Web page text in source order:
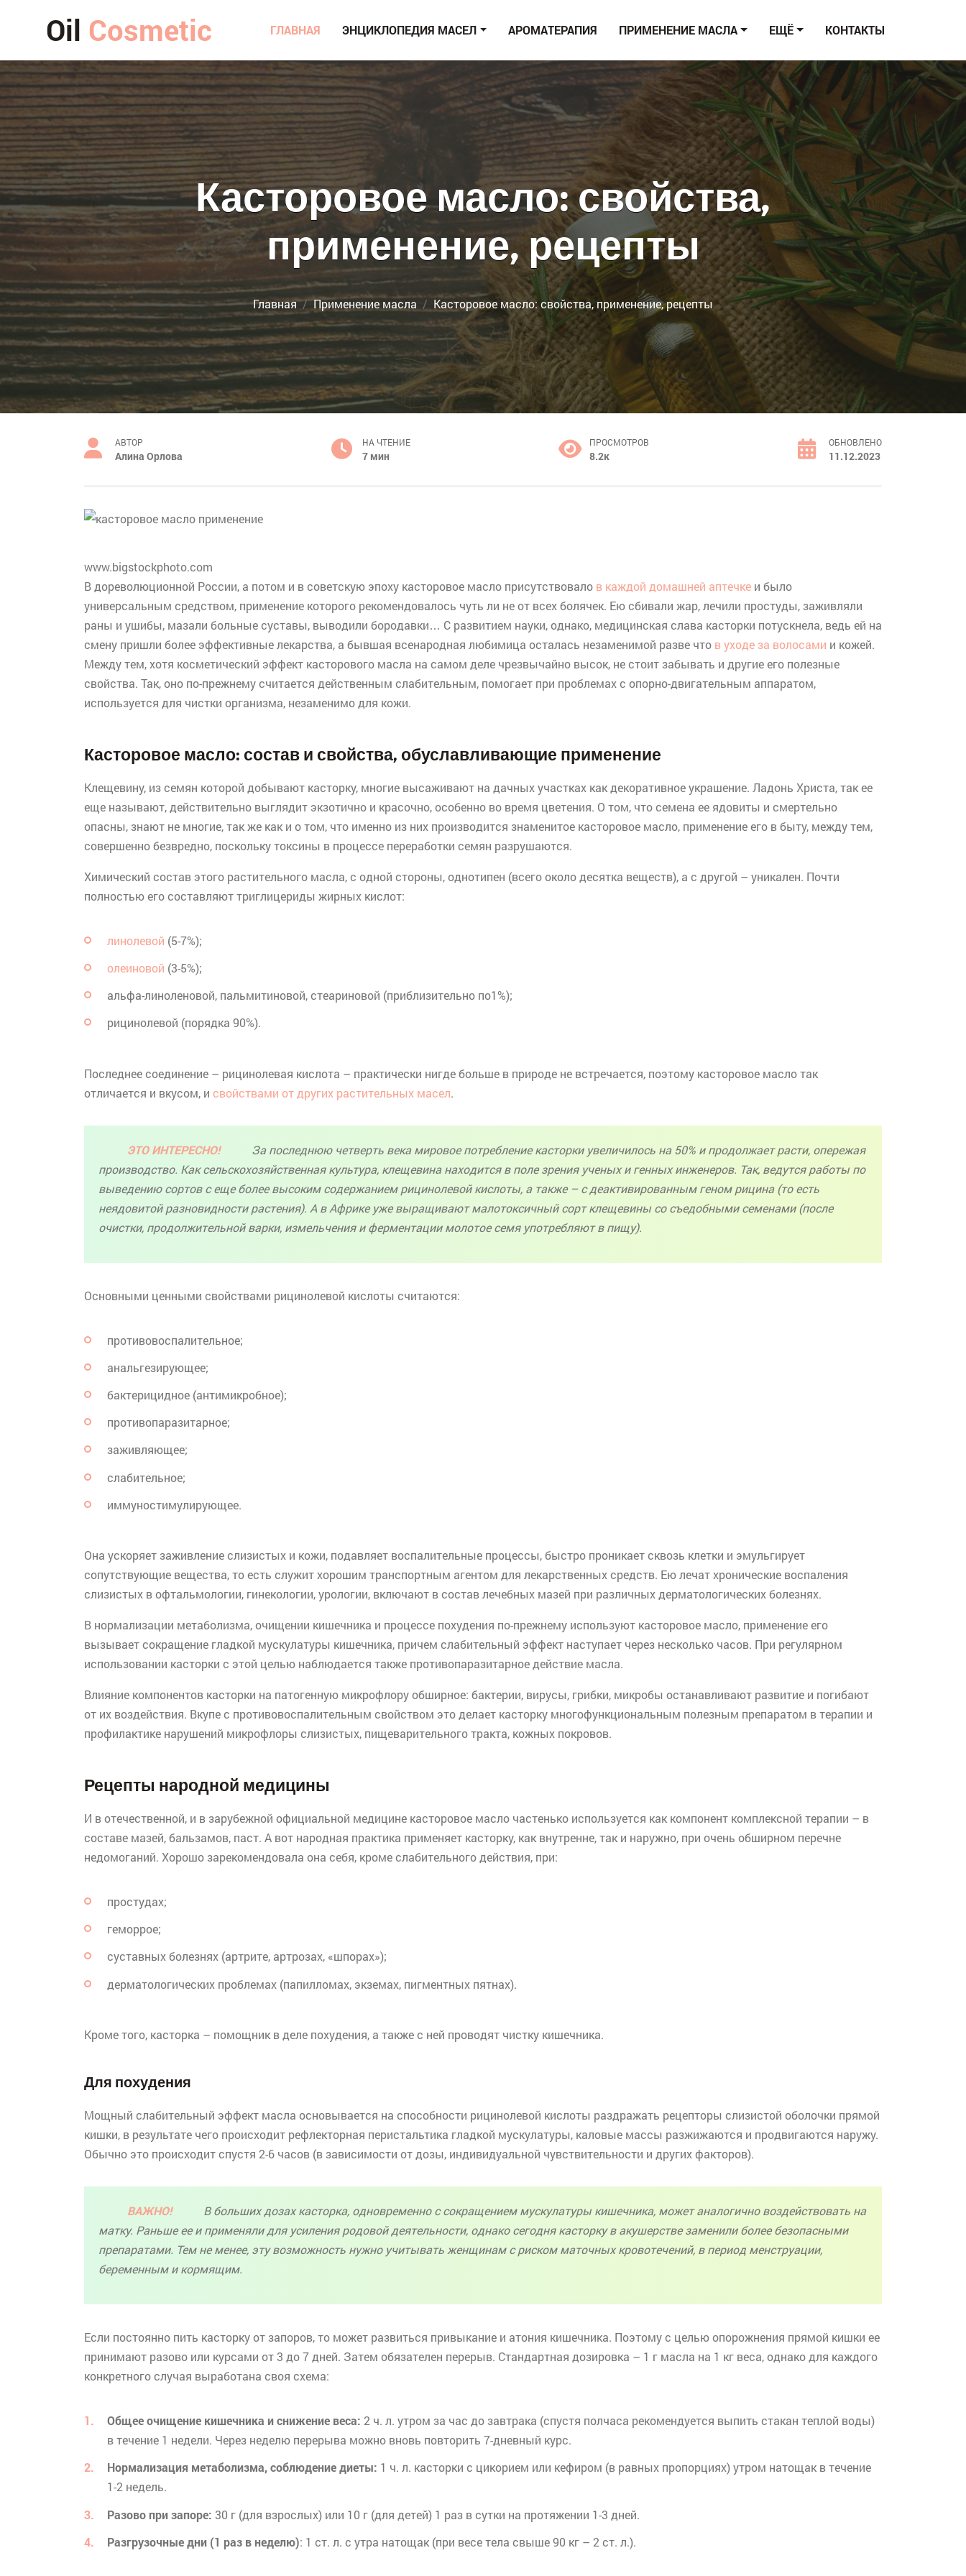
Oil Cosmetic ГЛАВНАЯ ЭНЦИКЛОПЕДИЯ МАСЕЛ АРОМАТЕРАПИЯ ПРИМЕНЕНИЕ МАСЛА ЕЩЁ КОНТАКТЫ
Касторовое масло: свойства,
применение, рецепты
Главная Применение масла Касторовое масло: свойства, применение, рецепты
АВТОР
Алина Орлова
НА ЧТЕНИЕ
7 мин
ПРОСМОТРОВ
8.2к
ОБНОВЛЕНО
11.12.2023
www.bigstockphoto.com
В дореволюционной России, а потом и в советскую эпоху касторовое масло присутствовало в каждой домашней аптечке и было
универсальным средством, применение которого рекомендовалось чуть ли не от всех болячек. Ею сбивали жар, лечили простуды, заживляли
раны и ушибы, мазали больные суставы, выводили бородавки… С развитием науки, однако, медицинская слава касторки потускнела, ведь ей на
смену пришли более эффективные лекарства, а бывшая всенародная любимица осталась незаменимой разве что в уходе за волосами и кожей.
Между тем, хотя косметический эффект касторового масла на самом деле чрезвычайно высок, не стоит забывать и другие его полезные
свойства. Так, оно по-прежнему считается действенным слабительным, помогает при проблемах с опорно-двигательным аппаратом,
используется для чистки организма, незаменимо для кожи.
Касторовое масло: состав и свойства, обуславливающие применение
Клещевину, из семян которой добывают касторку, многие высаживают на дачных участках как декоративное украшение. Ладонь Христа, так ее
еще называют, действительно выглядит экзотично и красочно, особенно во время цветения. О том, что семена ее ядовиты и смертельно
опасны, знают не многие, так же как и о том, что именно из них производится знаменитое касторовое масло, применение его в быту, между тем,
совершенно безвредно, поскольку токсины в процессе переработки семян разрушаются.
Химический состав этого растительного масла, с одной стороны, однотипен (всего около десятка веществ), а с другой – уникален. Почти
полностью его составляюттриглицериды жирных кислот:
линолевой (5-7%);
олеиновой (3-5%);
альфа-линоленовой, пальмитиновой, стеариновой (приблизительно по1%);
рицинолевой (порядка 90%).
Последнее соединение – рицинолевая кислота – практически нигде больше в природе не встречается, поэтому касторовое масло так
отличается и вкусом, и свойствами от других растительных масел.
ЭТО ИНТЕРЕСНО!
За последнюю четверть века мировое потребление касторки увеличилось на 50% и продолжает расти, опережая
производство. Как сельскохозяйственная культура, клещевина находится в поле зрения ученых и генных инженеров. Так, ведутся работы по
выведению сортов с еще более высоким содержаниемрицинолевойкислоты, а также – сдеактивированнымгеном рицина (то есть
неядовитойразновидности растения). А в Африке уже выращивают малотоксичный сорт клещевины со съедобными семенами (после
очистки, продолжительной варки, измельчения и ферментации молотое семя употребляют в пищу).
Основными ценными свойствами рицинолевой кислоты считаются:
противовоспалительное;
анальгезирующее;
бактерицидное (антимикробное);
противопаразитарное;
заживляющее;
слабительное;
иммуностимулирующее.
Она ускоряет заживление слизистых и кожи, подавляет воспалительные процессы, быстро проникает сквозь клетки и эмульгирует
сопутствующие вещества, то есть служит хорошим транспортным агентом для лекарственных средств. Ею лечат хронические воспаления
слизистых в офтальмологии, гинекологии, урологии, включают в состав лечебных мазей при различных дерматологических болезнях.
В нормализации метаболизма, очищении кишечника и процессе похудения по-прежнему используют касторовое масло, применение его
вызывает сокращение гладкой мускулатуры кишечника, причем слабительный эффект наступает через несколько часов. При регулярном
использовании касторки с этой целью наблюдается также противопаразитарное действие масла.
Влияние компонентов касторки на патогенную микрофлору обширное: бактерии, вирусы, грибки, микробы останавливают развитие и погибают
от их воздействия. Вкупе с противовоспалительным свойством это делает касторку многофункциональным полезным препаратом в терапии и
профилактике нарушений микрофлоры слизистых, пищеварительного тракта, кожных покровов.
Рецепты народной медицины
И в отечественной, и в зарубежной официальной медицине касторовое масло частенько используется как компонент комплексной терапии – в
составе мазей, бальзамов, паст. А вот народная практика применяет касторку, как внутренне, так и наружно, при очень обширном перечне
недомоганий. Хорошо зарекомендовала она себя, кроме слабительного действия, при:
простудах;
геморрое;
суставных болезнях (артрите, артрозах, «шпорах»);
дерматологических проблемах (папилломах, экземах, пигментных пятнах).
Кроме того, касторка – помощник в деле похудения, а также с ней проводят чистку кишечника.
Для похудения
Мощный слабительный эффект масла основывается на способности рицинолевой кислоты раздражать рецепторы слизистой оболочки прямой
кишки, в результате чего происходит рефлекторная перистальтика гладкой мускулатуры, каловые массы разжижаются и продвигаются наружу.
Обычно это происходит спустя 2-6 часов (в зависимости от дозы, индивидуальной чувствительности и других факторов).
ВАЖНО!
В больших дозах касторка, одновременно с сокращением мускулатуры кишечника, может аналогично воздействовать на
матку. Раньше ее и применяли для усиления родовой деятельности, однако сегодня касторку в акушерстве заменили более безопасными
препаратами. Тем не менее, эту возможность нужно учитывать женщинам с риском маточных кровотечений, в период менструации,
беременным и кормящим.
Если постоянно пить касторку от запоров, то может развиться привыкание и атония кишечника. Поэтому с целью опорожнения прямой кишки ее
принимают разово или курсами от 3 до 7 дней. Затем обязателен перерыв. Стандартная дозировка – 1 г масла на 1 кг веса, однако для каждого
конкретного случая выработана своя схема:
Общее очищение кишечника и снижение веса: 2 ч. л. утром за час до завтрака (спустя полчаса рекомендуется выпить стакан теплой воды)
в течение 1 недели. Через неделю перерыва можно вновь повторить 7-дневный курс.
Нормализация метаболизма, соблюдение диеты: 1 ч. л. касторки с цикорием или кефиром (в равных пропорциях) утром натощак в течение
1-2 недель.
Разово при запоре: 30 г (для взрослых) или 10 г (для детей) 1 раз в сутки на протяжении 1-3 дней.
Разгрузочные дни (1 раз в неделю): 1 ст. л. с утра натощак (при весе тела свыше 90 кг – 2 ст. л.).